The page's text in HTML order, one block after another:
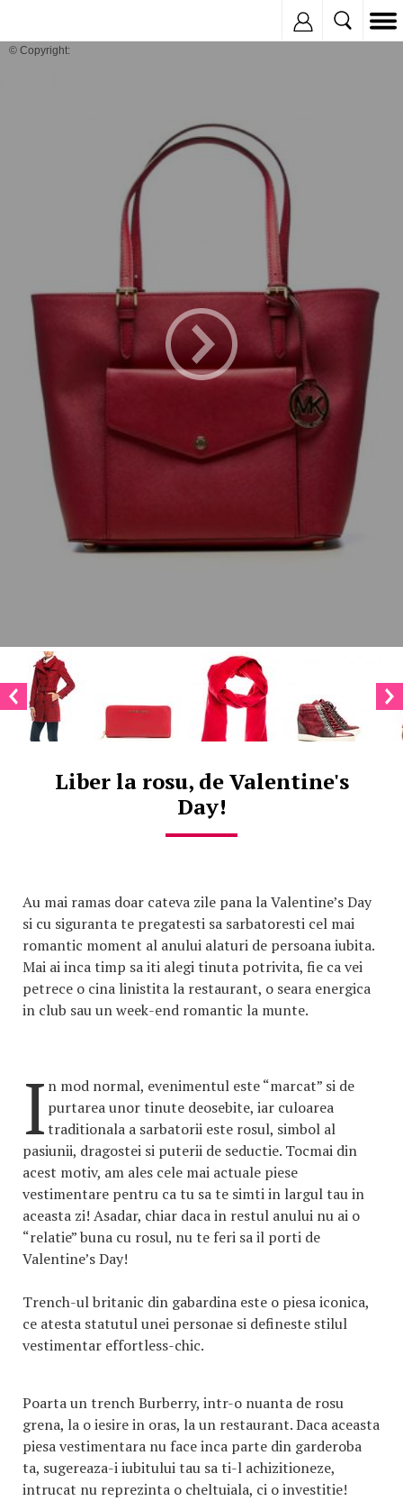
© Copyright:
Liber la rosu, de Valentine's
Day!
Au mai ramas doar cateva zile pana la Valentine’s Day
si cu siguranta te pregatesti sa sarbatoresti cel mai
romantic moment al anului alaturi de persoana iubita.
Mai ai inca timp sa iti alegi tinuta potrivita, fie ca vei
petrece o cina linistita la restaurant, o seara energica
in club sau un week-end romantic la munte.
I n mod normal, evenimentul este “marcat” si de
purtarea unor tinute deosebite, iar culoarea
traditionala a sarbatorii este rosul, simbol al
pasiunii, dragostei si puterii de seductie. Tocmai din
acest motiv, am ales cele mai actuale piese
vestimentare pentru ca tu sa te simti in largul tau in
aceasta zi! Asadar, chiar daca in restul anului nu ai o
“relatie” buna cu rosul, nu te feri sa il porti de
Valentine’s Day!
Trench-ul britanic din gabardina este o piesa iconica,
ce atesta statutul unei personae si defineste stilul
vestimentar effortless-chic.
Poarta un trench Burberry, intr-o nuanta de rosu
grena, la o iesire in oras, la un restaurant. Daca aceasta
piesa vestimentara nu face inca parte din garderoba
ta, sugereaza-i iubitului tau sa ti-l achizitioneze,
intrucat nu reprezinta o cheltuiala, ci o investitie!